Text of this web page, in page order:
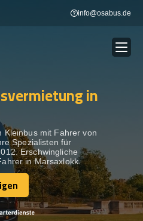
info@osabus.de
Show dropdown
in
Kleinbus mit Fahrer von
Spezialisten für
Erschwingliche
in Marsaxlokk.